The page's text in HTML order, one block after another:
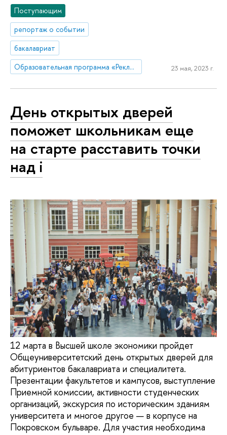
Поступающим
репортаж о событии
бакалавриат
Образовательная программа «Реклама и связи с общественностью»
23 мая, 2023 г.
День открытых дверей
поможет школьникам еще
на старте расставить точки
над i
12 марта в Высшей школе экономики пройдет
Общеуниверситетский день открытых дверей для
абитуриентов бакалавриата и специалитета.
Презентации факультетов и кампусов, выступление
Приемной комиссии, активности студенческих
организаций, экскурсия по историческим зданиям
университета и многое другое — в корпусе на
Покровском бульваре. Для участия необходима